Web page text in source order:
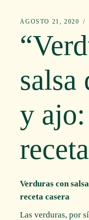
AGOSTO 21, 2020
salsa
y
Verduras con
receta casera
Las verduras, por